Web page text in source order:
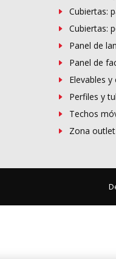
Cubiertas:
Cubiertas:
Panel de
Panel de
Elevables
Perfiles y
Techos
Zona outlet